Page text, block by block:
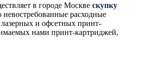
в городе Москве скупку
расходные
и офсетных принт-
нами принт-картриджей,